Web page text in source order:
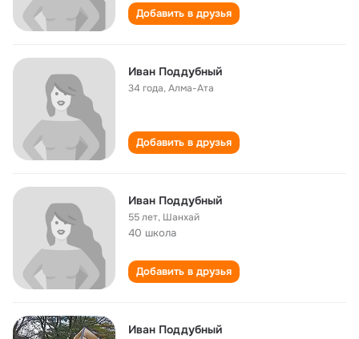
Добавить в друзья
Иван Поддубный
34 года,Алма-Ата
Добавить в друзья
Иван Поддубный
55 лет, Шанхай
40 школа
Добавить в друзья
Иван Поддубный